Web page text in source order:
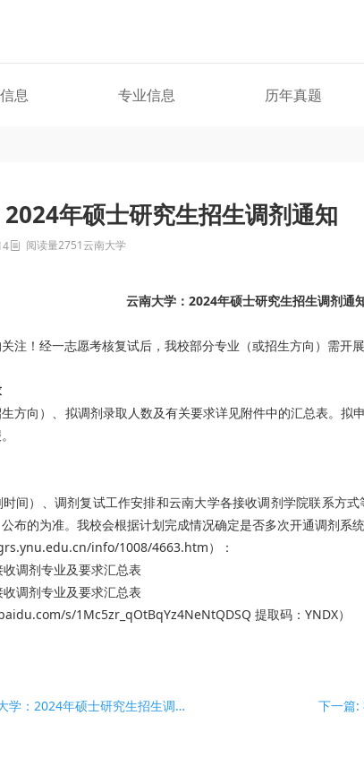
息 专业信息 历年真题
年硕士研究生招生调剂通知
阅读量2751云南大学
云南大学：2024年硕士研究生招生调剂通
注！经一志愿考核复试后，我校部分专业（或招生方向）需开
方向）、拟调剂录取人数及有关要求详见附件中的汇总表。拟
间）、调剂复试工作安排和云南大学各接收调剂学院联系方
布的为准。我校会根据计划完成情况确定是否多次开通调剂系
info/1008/4663.htm）：
调剂专业及要求汇总表
调剂专业及要求汇总表
s/1Mc5zr_qOtBqYz4NeNtQDSQ 提取码：YNDX）
上一篇: 湖北中医药大学：2024年硕士研究生招生调剂公告（第一批） 下一篇: